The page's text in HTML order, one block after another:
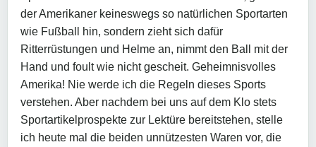
der Amerikaner keineswegs so natürlichen Sportarten
wie Fußball hin, sondern zieht sich dafür
Ritterrüstungen und Helme an, nimmt den Ball mit der
Hand und foult wie nicht gescheit. Geheimnisvolles
Amerika! Nie werde ich die Regeln dieses Sports
verstehen. Aber nachdem bei uns auf dem Klo stets
Sportartikelprospekte zur Lektüre bereitstehen, stelle
ich heute mal die beiden unnützesten Waren vor, die